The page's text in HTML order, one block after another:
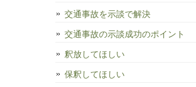
交通事故を示談で解決
交通事故の示談成功のポイント
釈放してほしい
保釈してほしい